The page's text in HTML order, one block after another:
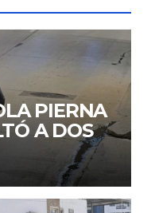
PIERNA
A DOS